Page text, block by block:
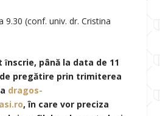
9.30 (conf. univ. dr. Cristina
până la data de 11
pregătire prin trimiterea
dragos-
, în care vor preciza